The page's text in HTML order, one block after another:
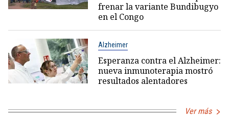
frenar la variante Bundibugyo
en el Congo
Alzheimer
Esperanza contra el Alzheimer:
nueva inmunoterapia mostró
resultados alentadores
Ver más